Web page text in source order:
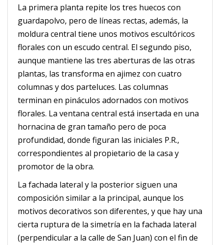
La primera planta repite los tres huecos con
guardapolvo, pero de líneas rectas, además, la
moldura central tiene unos motivos escultóricos
florales con un escudo central. El segundo piso,
aunque mantiene las tres aberturas de las otras
plantas, las transforma en ajimez con cuatro
columnas y dos parteluces. Las columnas
terminan en pináculos adornados con motivos
florales. La ventana central está insertada en una
hornacina de gran tamaño pero de poca
profundidad, donde figuran las iniciales P.R.,
correspondientes al propietario de la casa y
promotor de la obra.
La fachada lateral y la posterior siguen una
composición similar a la principal, aunque los
motivos decorativos son diferentes, y que hay una
cierta ruptura de la simetría en la fachada lateral
(perpendicular a la calle de San Juan) con el fin de